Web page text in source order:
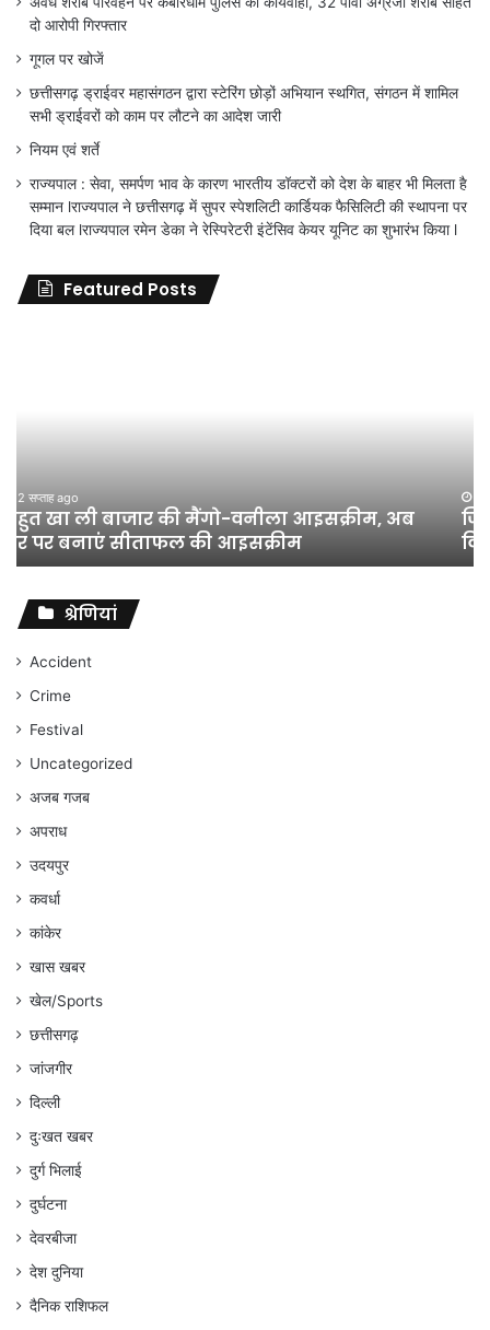
दो आरोपी गिरफ्तार
गूगल पर खोजें
छत्तीसगढ़ ड्राईवर महासंगठन द्वारा स्टेरिंग छोड़ों अभियान स्थगित, संगठन में शामिल
सभी ड्राईवरों को काम पर लौटने का आदेश जारी
नियम एवं शर्ते
राज्यपाल : सेवा, समर्पण भाव के कारण भारतीय डॉक्टरों को देश के बाहर भी मिलता है
सम्मान lराज्यपाल ने छत्तीसगढ़ में सुपर स्पेशलिटी कार्डियक फैसिलिटी की स्थापना पर
दिया बल lराज्यपाल रमेन डेका ने रेस्पिरेटरी इंटेंसिव केयर यूनिट का शुभारंभ किया l
Featured Posts
शिक्षा
विभाग
के
विवादों
संघर्ष
जारी
रहेगा
अंकित
गौरहा
जून 11, 2026
जिला शिक्षा अधिकारी का तबादला हुआ, लेकिन शिक्षा
विभाग के विवादों पर संघर्ष जारी रहेगा : अंकित गौरहा
श्रेणियां
Accident
Crime
Festival
Uncategorized
अजब गजब
अपराध
उदयपुर
कवर्धा
कांकेर
खास खबर
खेल/Sports
छत्तीसगढ़
जांजगीर
दिल्ली
दुःखत खबर
दुर्ग भिलाई
दुर्घटना
देवरबीजा
देश दुनिया
दैनिक राशिफल